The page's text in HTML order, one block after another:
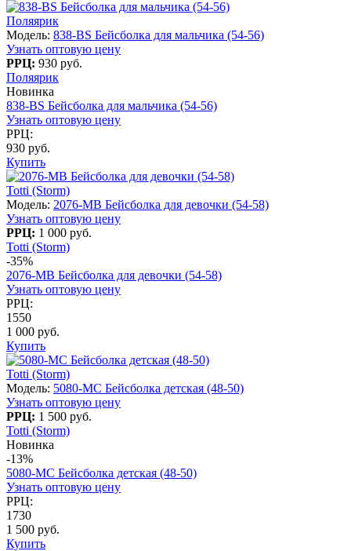
Поляярик
Модель: 838-BS Бейсболка для мальчика (54-56)
Узнать оптовую цену
РРЦ: 930 руб.
Поляярик
Новинка
838-BS Бейсболка для мальчика (54-56)
Узнать оптовую цену
РРЦ:
930 руб.
Купить
Totti (Storm)
Модель: 2076-МВ Бейсболка для девочки (54-58)
Узнать оптовую цену
РРЦ: 1 000 руб.
Totti (Storm)
-35%
2076-МВ Бейсболка для девочки (54-58)
Узнать оптовую цену
РРЦ:
1550
1 000 руб.
Купить
Totti (Storm)
Модель: 5080-МC Бейсболка детская (48-50)
Узнать оптовую цену
РРЦ: 1 500 руб.
Totti (Storm)
Новинка
-13%
5080-МC Бейсболка детская (48-50)
Узнать оптовую цену
РРЦ:
1730
1 500 руб.
Купить